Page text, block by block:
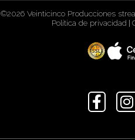
©2026 Veinticinco Producciones
Política de privacidad |